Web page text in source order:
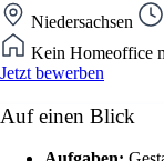
Niedersachsen
Kein Homeoffice
Jetzt bewerben
Auf einen Blick